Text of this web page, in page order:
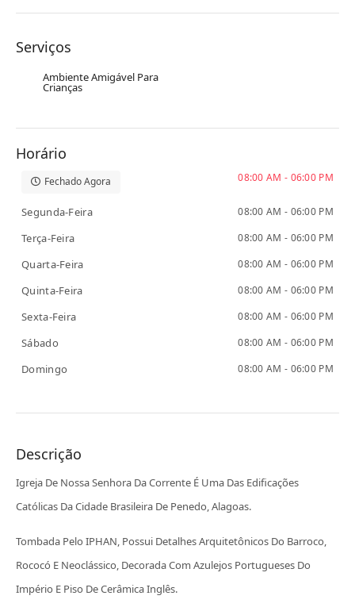
Serviços
Ambiente Amigável Para
Crianças
Horário
Fechado Agora 08:00 AM - 06:00 PM
Segunda-Feira 08:00 AM - 06:00 PM
Terça-Feira 08:00 AM - 06:00 PM
Quarta-Feira 08:00 AM - 06:00 PM
Quinta-Feira 08:00 AM - 06:00 PM
Sexta-Feira 08:00 AM - 06:00 PM
Sábado 08:00 AM - 06:00 PM
Domingo 08:00 AM - 06:00 PM
Descrição
Igreja De Nossa Senhora Da Corrente É Uma Das Edificações
Católicas Da Cidade Brasileira De Penedo, Alagoas.
Tombada Pelo IPHAN, Possui Detalhes Arquitetônicos Do Barroco,
Rococó E Neoclássico, Decorada Com Azulejos Portugueses Do
Império E Piso De Cerâmica Inglês.